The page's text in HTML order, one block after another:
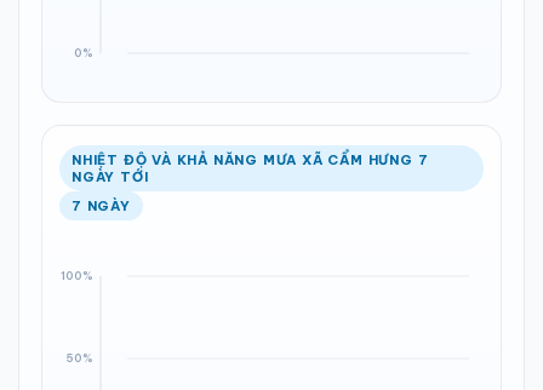
NHIỆT ĐỘ VÀ KHẢ NĂNG MƯA XÃ CẨM HƯNG 7
NGÀY TỚI
7 NGÀY